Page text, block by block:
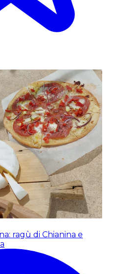
ragù di Chianina e